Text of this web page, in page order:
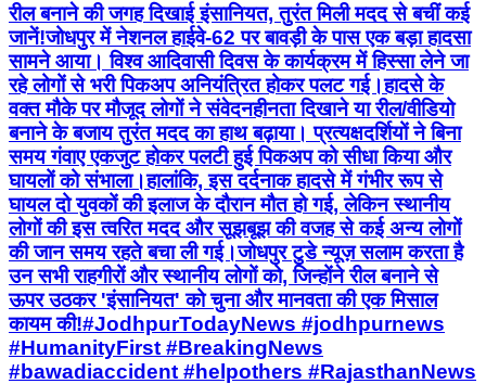
रील बनाने की जगह दिखाई इंसानियत, तुरंत मिली मदद से बचीं कई
जानें! ​जोधपुर में नेशनल हाईवे-62 पर बावड़ी के पास एक बड़ा हादसा
सामने आया। विश्व आदिवासी दिवस के कार्यक्रम में हिस्सा लेने जा
रहे लोगों से भरी पिकअप अनियंत्रित होकर पलट गई। ​हादसे के
वक्त मौके पर मौजूद लोगों ने संवेदनहीनता दिखाने या रील/वीडियो
बनाने के बजाय तुरंत मदद का हाथ बढ़ाया। प्रत्यक्षदर्शियों ने बिना
समय गंवाए एकजुट होकर पलटी हुई पिकअप को सीधा किया और
घायलों को संभाला। ​हालांकि, इस दर्दनाक हादसे में गंभीर रूप से
घायल दो युवकों की इलाज के दौरान मौत हो गई, लेकिन स्थानीय
लोगों की इस त्वरित मदद और सूझबूझ की वजह से कई अन्य लोगों
की जान समय रहते बचा ली गई। ​जोधपुर टुडे न्यूज़ सलाम करता है
उन सभी राहगीरों और स्थानीय लोगों को, जिन्होंने रील बनाने से
ऊपर उठकर 'इंसानियत' को चुना और मानवता की एक मिसाल
कायम की! ​#JodhpurTodayNews #jodhpurnews
#HumanityFirst #BreakingNews
#bawadiaccident #helpothers #RajasthanNews